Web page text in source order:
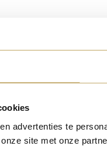
advertenties te
site met onze